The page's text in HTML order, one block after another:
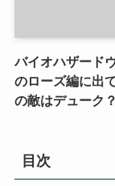
バイオハザード
のローズ編に出
の敵はデューク？
目次